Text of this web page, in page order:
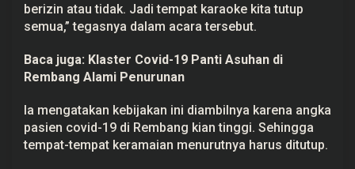
a
o
berizin atau tidak. Jadi tempat karaoke kita tutup
semua,” tegasnya dalam acara tersebut.
Baca juga: Klaster Covid-19 Panti Asuhan di
Rembang Alami Penurunan
Ia mengatakan kebijakan ini diambilnya karena angka
pasien covid-19 di Rembang kian tinggi. Sehingga
tempat-tempat keramaian menurutnya harus ditutup.